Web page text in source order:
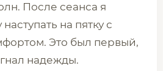
После сеанса я
на пятку с
Это был первый,
надежды.